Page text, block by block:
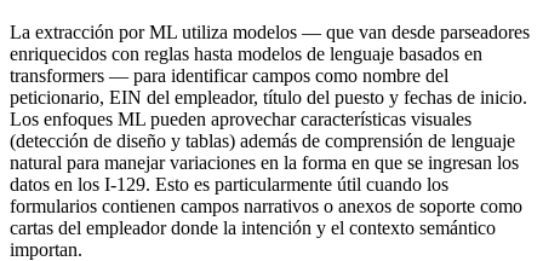
La extracción por ML utiliza modelos — que van desde parseadores
enriquecidos con reglas hasta modelos de lenguaje basados en
transformers — para identificar campos como nombre del
peticionario, EIN del empleador, título del puesto y fechas de inicio.
Los enfoques ML pueden aprovechar características visuales
(detección de diseño y tablas) además de comprensión de lenguaje
natural para manejar variaciones en la forma en que se ingresan los
datos en los I-129. Esto es particularmente útil cuando los
formularios contienen campos narrativos o anexos de soporte como
cartas del empleador donde la intención y el contexto semántico
importan.